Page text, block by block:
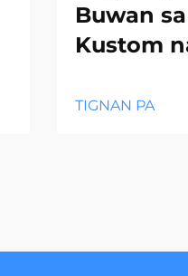
Buwan
Kustom
TIGNAN PA